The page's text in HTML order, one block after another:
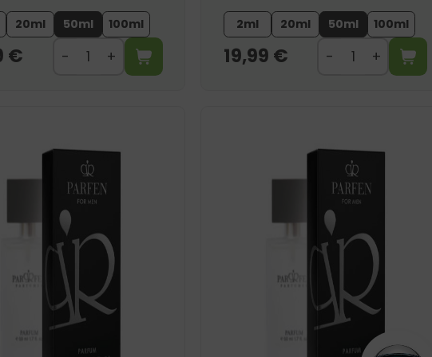
20ml 50ml 100ml
€
2ml 20ml 50ml 100ml
19,99 €